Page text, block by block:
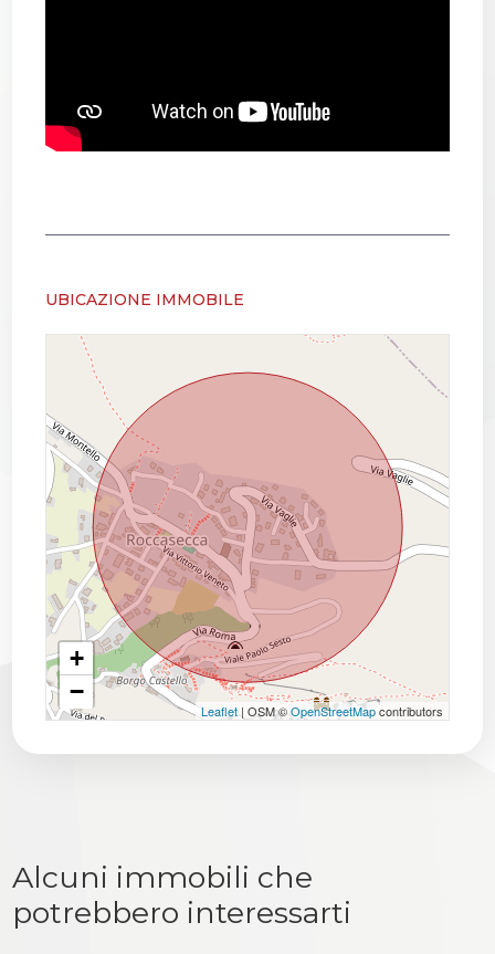
UBICAZIONE IMMOBILE
+
−
Leaflet| OSM ©OpenStreetMapcontributors
Alcuni immobili che
potrebbero interessarti